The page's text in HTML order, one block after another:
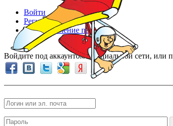
Войти
Регистрация
Восстановление пароля
Войдите под аккаунтом в социальной сети, или